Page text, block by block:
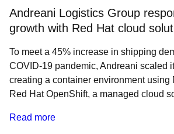
Andreani Logistics Group
growth with Red Hat cloud
To meet a 45% increase in shipping
COVID-19 pandemic, Andreani scaled
creating a container environment using
Red Hat OpenShift, a managed cloud
Read more